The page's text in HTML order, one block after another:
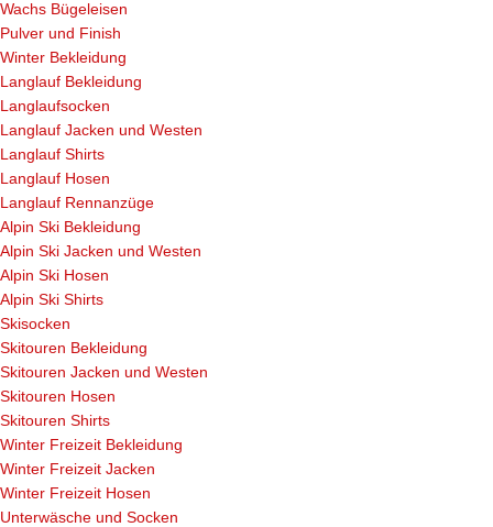
Wachs Bügeleisen
Pulver und Finish
Winter Bekleidung
Langlauf Bekleidung
Langlaufsocken
Langlauf Jacken und Westen
Langlauf Shirts
Langlauf Hosen
Langlauf Rennanzüge
Alpin Ski Bekleidung
Alpin Ski Jacken und Westen
Alpin Ski Hosen
Alpin Ski Shirts
Skisocken
Skitouren Bekleidung
Skitouren Jacken und Westen
Skitouren Hosen
Skitouren Shirts
Winter Freizeit Bekleidung
Winter Freizeit Jacken
Winter Freizeit Hosen
Unterwäsche und Socken